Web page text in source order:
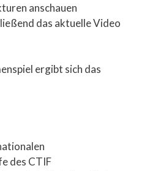
anschauen
das aktuelle Video
ergibt sich das
des CTIF